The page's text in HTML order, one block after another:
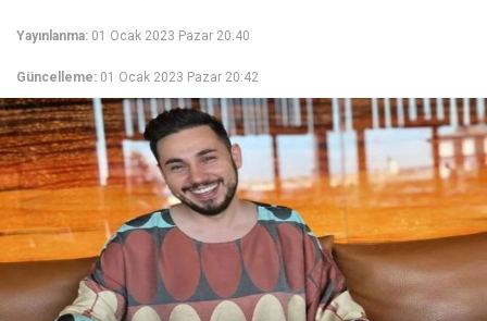
Yayınlanma: 01 Ocak 2023 Pazar 20:40
Güncelleme: 01 Ocak 2023 Pazar 20:42